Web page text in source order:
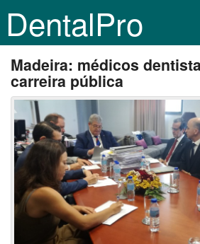
DentalPro
Madeira: médicos
carreira pública